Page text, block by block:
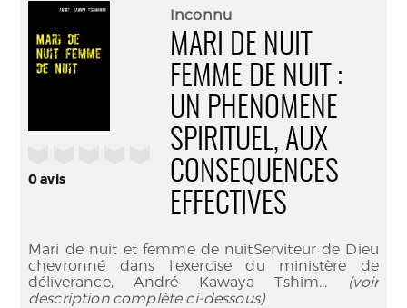
0avis
Inconnu
MARI DE NUIT
FEMME DE NUIT :
UN PHENOMENE
SPIRITUEL, AUX
CONSEQUENCES
EFFECTIVES
Mari de nuit et femme de nuitServiteur de Dieu
chevronné dans l'exercise du ministère de
déliverance, André Kawaya Tshim... (voir
description complète ci-dessous)